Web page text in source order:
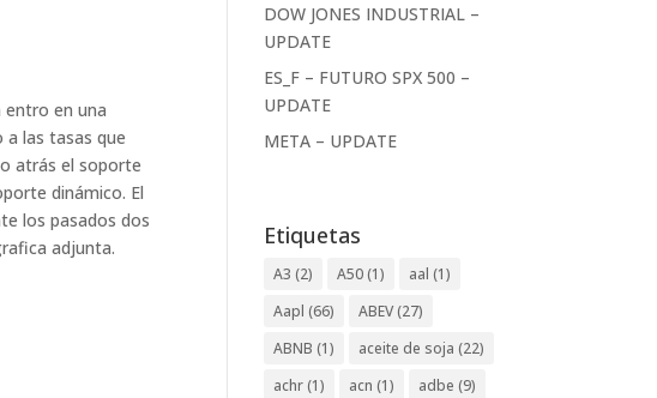
entro en una
las tasas que
atrás el soporte
dinámico. El
los pasados dos
adjunta.
DOW JONES INDUSTRIAL –
UPDATE
ES_F – FUTURO SPX 500 –
UPDATE
META – UPDATE
Etiquetas
A3 (2) A50 (1) aal (1)
Aapl (66) ABEV (27)
ABNB (1) aceite de soja (22)
achr (1) acn (1) adbe (9)